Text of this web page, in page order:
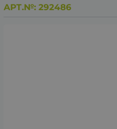
АРТ.№: 292486